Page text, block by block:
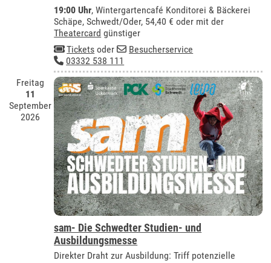
19:00 Uhr,Wintergartencafé Konditorei & Bäckerei
Schäpe, Schwedt/Oder, 54,40 € oder mit der
Theatercard günstiger
Tickets oder
Besucherservice
03332 538 111
Freitag
11
September
2026
sam- Die Schwedter Studien- und
Ausbildungsmesse
Direkter Draht zur Ausbildung: Triff potenzielle